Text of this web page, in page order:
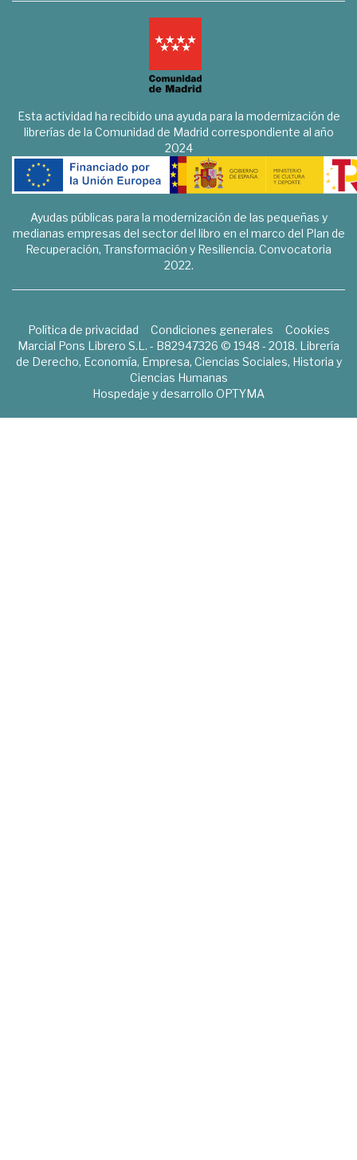
Esta actividad ha recibido una ayuda para la modernización de
librerías de la Comunidad de Madrid correspondiente al año
2024
Ayudas públicas para la modernización de las pequeñas y
medianas empresas del sector del libro en el marco del Plan de
Recuperación, Transformación y Resiliencia. Convocatoria
2022.
Política de privacidad Condiciones generales
Cookies
Marcial Pons Librero S.L. - B82947326 © 1948 - 2018. Librería
de Derecho, Economía, Empresa, Ciencias Sociales, Historia y
Ciencias Humanas
Hospedaje y desarrollo OPTYMA